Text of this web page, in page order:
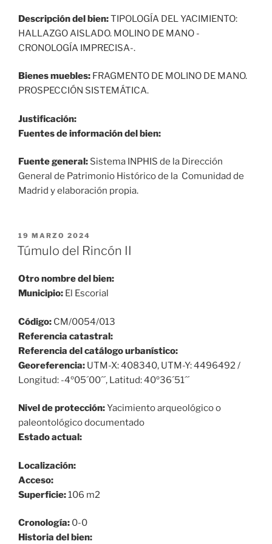
Descripción del bien:TIPOLOGÍA DEL YACIMIENTO:
HALLAZGO AISLADO. MOLINO DE MANO -
CRONOLOGÍA IMPRECISA-.
Bienes muebles: FRAGMENTO DE MOLINO DE MANO.
PROSPECCIÓN SISTEMÁTICA.
Justificación:
Fuentes de información del bien:
Fuente general: Sistema INPHIS de la Dirección
General de Patrimonio Histórico de la Comunidad de
Madrid y elaboración propia.
PUBLICADO
EL
19 MARZO 2024
Túmulo del Rincón II
Otro nombre del bien:
Municipio: El Escorial
Código: CM/0054/013
Referencia catastral:
Referencia del catálogo urbanístico:
Georeferencia: UTM-X: 408340, UTM-Y: 4496492 /
Longitud: -4º05´00´´, Latitud: 40º36´51´´
Nivel de protección:Yacimiento arqueológico o
paleontológico documentado
Estado actual:
Localización:
Acceso:
Superficie:106 m2
Cronología: 0-0
Historia del bien: